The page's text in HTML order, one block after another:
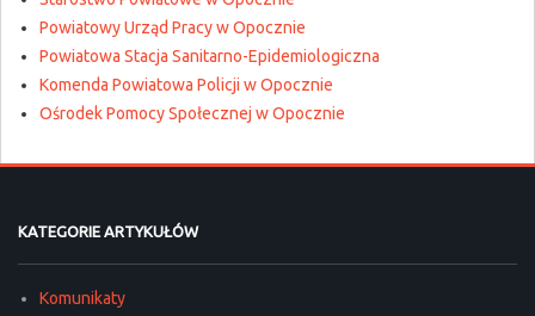
Powiatowy Urząd Pracy w Opocznie
Powiatowa Stacja Sanitarno-Epidemiologiczna
Komenda Powiatowa Policji w Opocznie
Ośrodek Pomocy Społecznej w Opocznie
KATEGORIE ARTYKUŁÓW
Komunikaty